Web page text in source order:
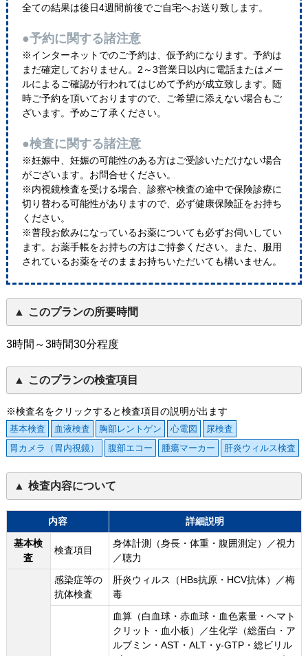
全ての結果は後日4週間前後でご自宅へお送り致します。
●予約に関する諸注意
※インターネットでのご予約は、仮予約になります。予約は
まだ確定しておりません。2～3営業日以内に電話またはメー
ルによるご確認が行われてはじめて予約が成立致します。随
時ご予約を頂いておりますので、ご希望に添えない場合もご
ざいます。予めご了承ください。
●検査に関する諸注意
※妊娠中、妊娠の可能性のある方はご受診いただけない場合
がございます。お問合せください。
※内視鏡検査を受ける場合、診察や検査の途中で保険診療に
切り替わる可能性がありますので、必ず健康保険証をお持ち
ください。
※普段お飲みになっているお薬についても必ずお伺いしてい
ます。お薬手帳をお持ちの方はご持参ください。また、服用
されているお薬をそのままお持ちいただいても構いません。
このプランの所要時間
3時間～3時間30分程度
このプランの検査項目
※検査名をクリックすると検査項目の説明が出ます
基本検査 血液検査 胸部レントゲン 心電図
尿検査
胃カメラ（胃内視鏡）
腹部エコー 腫瘍マーカー 肝炎ウィルス検査
検査内容について
内容
詳細説明
基本検
査
検査項目
身体計測（身長・体重・腹囲測定）／視力
／聴力
感染症等の
抗体検査
肝炎ウィルス（HBs抗原・HCV抗体）／梅
毒
血算（白血球・赤血球・血色素量・ヘマト
クリット・血小板）／生化学（総蛋白・ア
ルブミン・AST・ALT・y-GTP・総ビリル